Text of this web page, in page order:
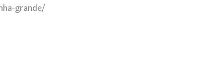
grande/